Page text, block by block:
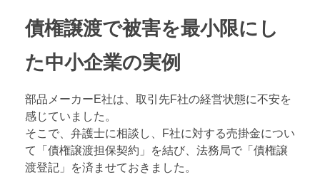
債権譲渡で被害を最小限にし
た中小企業の実例
部品メーカーE社は、取引先F社の経営状態に不安を
感じていました。
そこで、弁護士に相談し、F社に対する売掛金につい
て「債権譲渡担保契約」を結び、法務局で「債権譲
渡登記」を済ませておきました。